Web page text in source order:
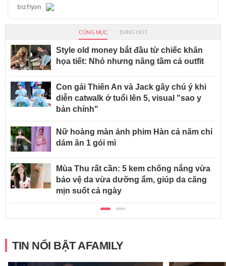
bizfly.vn
CÙNG MỤC ĐANG HOT
Style old money bắt đầu từ chiếc khăn
họa tiết: Nhỏ nhưng nâng tầm cả outfit
Con gái Thiên An và Jack gây chú ý khi
diễn catwalk ở tuổi lên 5, visual "sao y
bản chính"
Nữ hoàng màn ảnh phim Hàn cả năm chỉ
dám ăn 1 gói mì
Mùa Thu rất cần: 5 kem chống nắng vừa
bảo vệ da vừa dưỡng ẩm, giúp da căng
mịn suốt cả ngày
TIN NỔI BẬT AFAMILY